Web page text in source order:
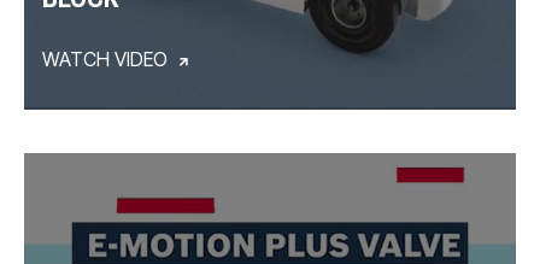
WATCH VIDEO